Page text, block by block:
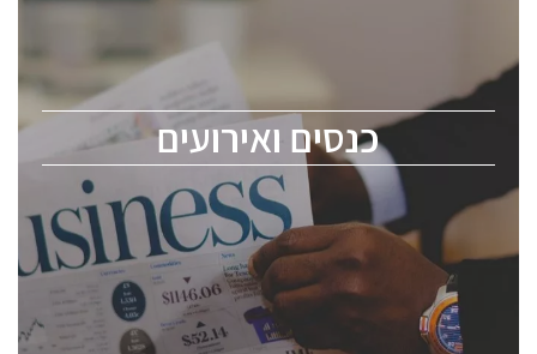
כנסים ואירועים
לכל העוסקים בתעשיית הסמיקונדקטור כולל מהנדסים,
ChipEx2026 will be held on May 12-13, 2026. The
conference is intended for everyone involved in the
semiconductor industry, including engineers,
professional experts, and senior executives.
לחץ לפרטים